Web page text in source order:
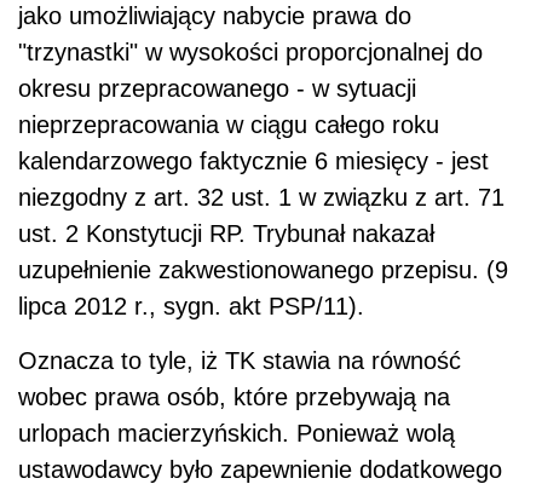
jako umożliwiający nabycie prawa do
"trzynastki" w wysokości proporcjonalnej do
okresu przepracowanego - w sytuacji
nieprzepracowania w ciągu całego roku
kalendarzowego faktycznie 6 miesięcy - jest
niezgodny z art. 32 ust. 1 w związku z art. 71
ust. 2 Konstytucji RP. Trybunał nakazał
uzupełnienie zakwestionowanego przepisu. (9
lipca 2012 r., sygn. akt PSP/11).
Oznacza to tyle, iż TK stawia na równość
wobec prawa osób, które przebywają na
urlopach macierzyńskich. Ponieważ wolą
ustawodawcy było zapewnienie dodatkowego